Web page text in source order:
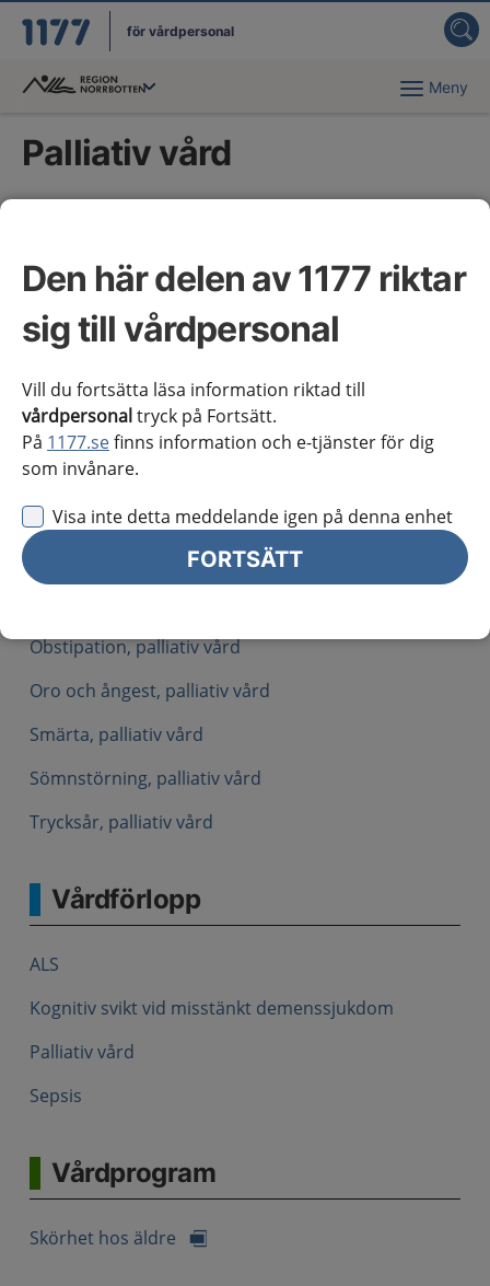
Den här delen av 1177 riktar
sig till vårdpersonal
Vill du fortsätta läsa information riktad till
vårdpersonaltryck på Fortsätt.
På 1177.sefinns information och e-tjänster för dig
som invånare.
Visa inte detta meddelande igen på denna enhet
FORTSÄTT
för vårdpersonal
Du har valt region Meny
Palliativ vård
ALS, handläggning vid andningspåverkan
Andningsbesvär, palliativ vård
Hjärtsvikt
Hyperkalcemi, palliativ vård
Illamående, palliativ vård
Konfusion, palliativ vård
Lymfödem, palliativ vård
Obstipation, palliativ vård
Oro och ångest, palliativ vård
Smärta, palliativ vård
Sömnstörning, palliativ vård
Trycksår, palliativ vård
Vårdförlopp
ALS
Kognitiv svikt vid misstänkt demenssjukdom
Palliativ vård
Sepsis
Vårdprogram
Skörhet hos äldre